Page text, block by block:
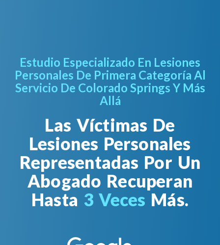
Estudio Especializado En Lesiones
Personales De Primera Categoría Al
Servicio De Colorado Springs Y Más
Allá
Las Víctimas De
Lesiones Personales
Representadas Por Un
Abogado Recuperan
Hasta 3 Veces Más.